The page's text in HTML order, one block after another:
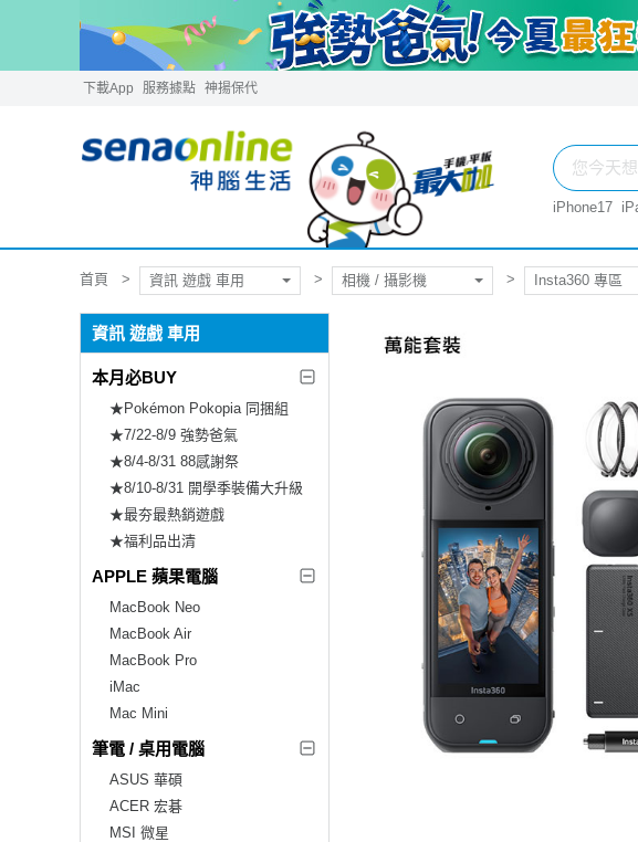
下載App 服務據點 神揚保代
iPhone17
首頁 資訊 遊戲 車用 相機 / 攝影機 Insta360 專區
資訊 遊戲 車用
本月必BUY
★Pokémon Pokopia 同捆組
★7/22-8/9 強勢爸氣
★8/4-8/31 88感謝祭
★8/10-8/31 開學季裝備大升級
★最夯最熱銷遊戲
★福利品出清
APPLE 蘋果電腦
MacBook Neo
MacBook Air
MacBook Pro
iMac
Mac Mini
筆電 / 桌用電腦
ASUS 華碩
ACER 宏碁
MSI 微星